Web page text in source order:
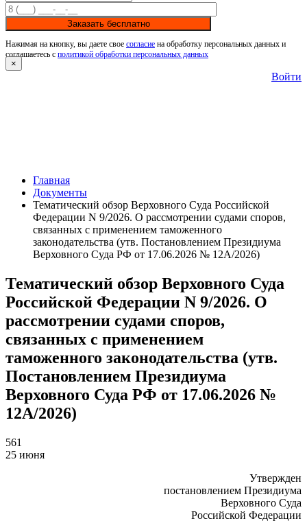
Заказать бесплатно
Нажимая на кнопку, вы даете свое согласие на обработку персональных данных и
соглашаетесь с политикой обработки персональных данных
×
Войти
Главная
Документы
Тематический обзор Верховного Суда Российской
Федерации N 9/2026. О рассмотрении судами споров,
связанных с применением таможенного
законодательства (утв. Постановлением Президиума
Верховного Суда РФ от 17.06.2026 № 12А/2026)
Тематический обзор Верховного Суда
Российской Федерации N 9/2026. О
рассмотрении судами споров,
связанных с применением
таможенного законодательства (утв.
Постановлением Президиума
Верховного Суда РФ от 17.06.2026 №
12А/2026)
561
25 июня
Утвержден
постановлением Президиума
Верховного Суда
Российской Федерации